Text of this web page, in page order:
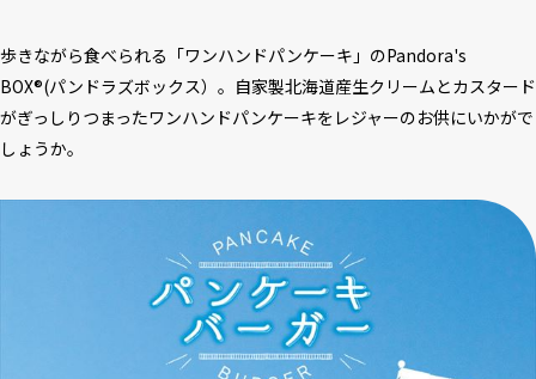
歩きながら食べられる「ワンハンドパンケーキ」のPandora's
BOX®(パンドラズボックス）。自家製北海道産生クリームとカスタード
がぎっしりつまったワンハンドパンケーキをレジャーのお供にいかがで
しょうか。